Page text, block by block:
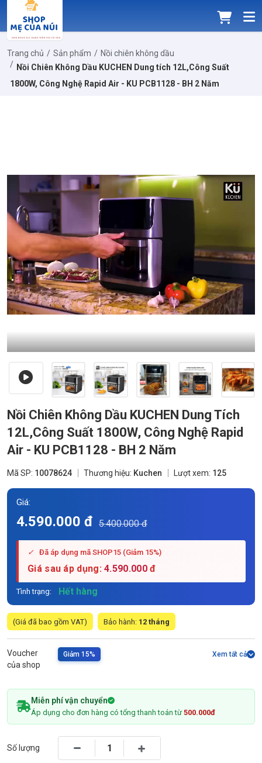
Trang chủ Sản phẩm
Nồi chiên không dầu
Nồi Chiên Không Dầu KUCHEN Dung tích 12L,Công Suất
1800W, Công Nghệ Rapid Air - KU PCB1128 - BH 2 Năm
Nồi Chiên Không Dầu KUCHEN Dung Tích
12L,Công Suất 1800W, Công Nghệ Rapid
Air - KU PCB1128 - BH 2 Năm
Mã SP: 10078624 Thương hiệu: Kuchen Lượt xem: 125
Giá:
4.590.000 đ 5.400.000 đ
✓ Đã áp dụng mã SHOP15 (Giảm 15%)
Giá sau áp dụng:4.590.000đ
Tình trạng: Hết hàng
(Giá đã bao gồm VAT) Bảo hành: 12 tháng
Voucher
của shop
Giảm 15% Xem tất cả
Miễn phí vận chuyển
Áp dụng cho đơn hàng có tổng thanh toán từ 500.000đ
Số lượng